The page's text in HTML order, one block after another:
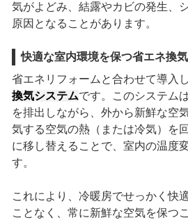
気がよどみ、結露やカビの発生、
原因となることがあります。
快適な室内環境を保つ省エネ換気
省エネリフォームと合わせて導入
換気システムです。このシステム
を排出しながら、外から新鮮な空
気する空気の熱（または冷気）を
に移し替えることで、室内の温度
す。
これにより、冷暖房でせっかく快
ことなく、常に新鮮な空気を保つ